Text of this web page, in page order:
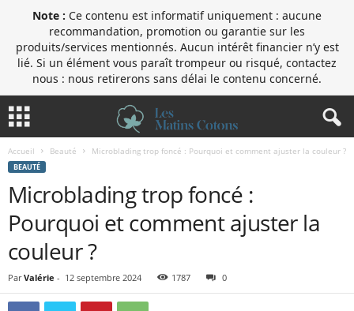
Note : Ce contenu est informatif uniquement : aucune
recommandation, promotion ou garantie sur les
produits/services mentionnés. Aucun intérêt financier n’y est
lié. Si un élément vous paraît trompeur ou risqué, contactez
nous : nous retirerons sans délai le contenu concerné.
Accueil Beauté Microblading trop foncé : Pourquoi et comment ajuster la couleur ?
BEAUTÉ
Microblading trop foncé :
Pourquoi et comment ajuster la
couleur ?
Par Valérie - 12 septembre 2024 1787 0